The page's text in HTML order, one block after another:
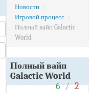
Новости /
Игровой процесс /
Полный вайп Galactic
World
Полный вайп
Galactic World
6 / 2